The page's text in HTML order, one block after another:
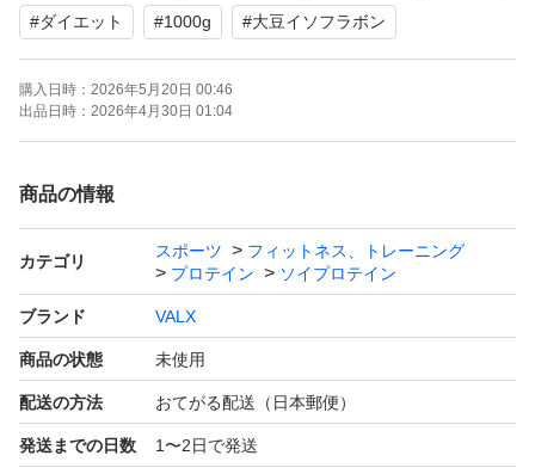
#ダイエット #1000g #大豆イソフラボン
購入日時： 2026年5月20日 00:46
出品日時： 2026年4月30日 01:04
商品の情報
カテゴリ
スポーツ
フィットネス、トレーニング
プロテイン
ソイプロテイン
ブランド VALX
商品の状態 未使用
配送の方法 おてがる配送（日本郵便）
発送までの日数 1〜2日で発送